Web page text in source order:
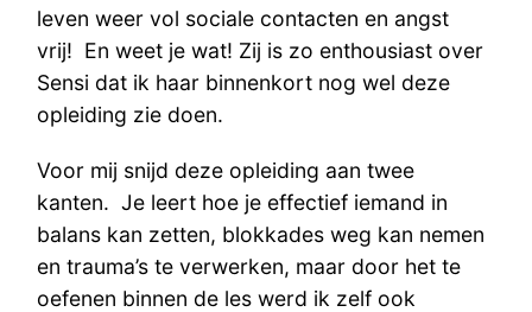
leven weer vol sociale contacten en angst
vrij! En weet je wat! Zij is zo enthousiast over
Sensi dat ik haar binnenkort nog wel deze
opleiding zie doen.
Voor mij snijd deze opleiding aan twee
kanten. Je leert hoe je effectief iemand in
balans kan zetten, blokkades weg kan nemen
en trauma’s te verwerken, maar door het te
oefenen binnen de les werd ik zelf ook